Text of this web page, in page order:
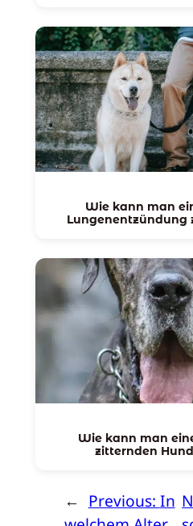
Wie kann man
Lungenentzündung
Wie kann man
zitternden
← Previous: In